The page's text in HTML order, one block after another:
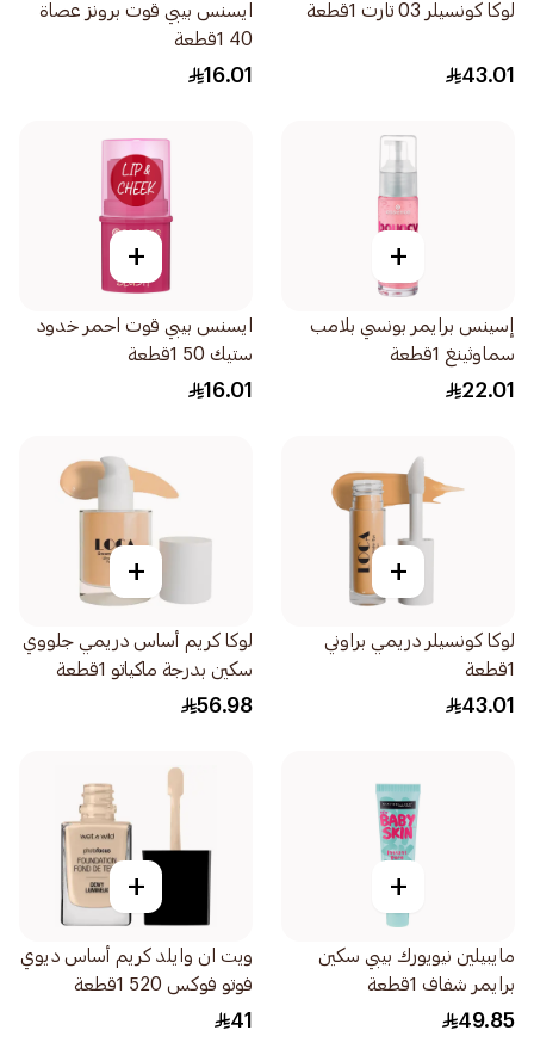
لوكا كونسيلر 03 تارت 1قطعة
43.01
ايسنس بيبي قوت برونز عصاة
40 1قطعة
16.01
+
إسينس برايمر بونسي بلامب
سماوثينغ 1قطعة
22.01
+
ايسنس بيبي قوت احمر خدود
ستيك 50 1قطعة
16.01
+
لوكا كونسيلر دريمي براوني
1قطعة
43.01
+
لوكا كريم أساس دريمي جلووي
سكين بدرجة ماكياتو 1قطعة
56.98
+
مايبيلين نيويورك بيبي سكين
برايمر شفاف 1قطعة
49.85
+
ويت ان وايلد كريم أساس ديوي
فوتو فوكس 520 1قطعة
41